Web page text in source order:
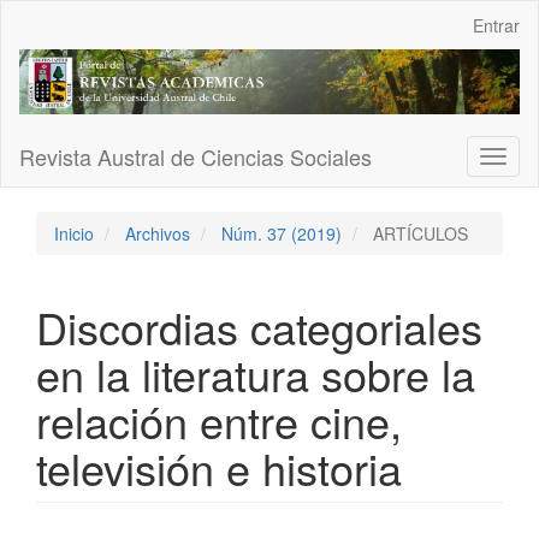
Contenido
principal
Barra
Entrar
Revista Austral de Ciencias Sociales
Inicio Archivos Núm. 37 (2019) ARTÍCULOS
Discordias categoriales
en la literatura sobre la
relación entre cine,
televisión e historia